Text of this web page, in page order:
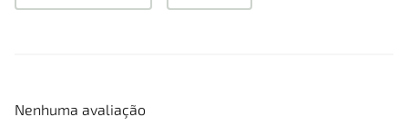
Nenhuma avaliação